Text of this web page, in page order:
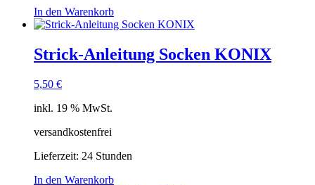
In den Warenkorb
Strick-Anleitung Socken KONIX
5,50 €
inkl. 19 % MwSt.
versandkostenfrei
Lieferzeit: 24 Stunden
In den Warenkorb